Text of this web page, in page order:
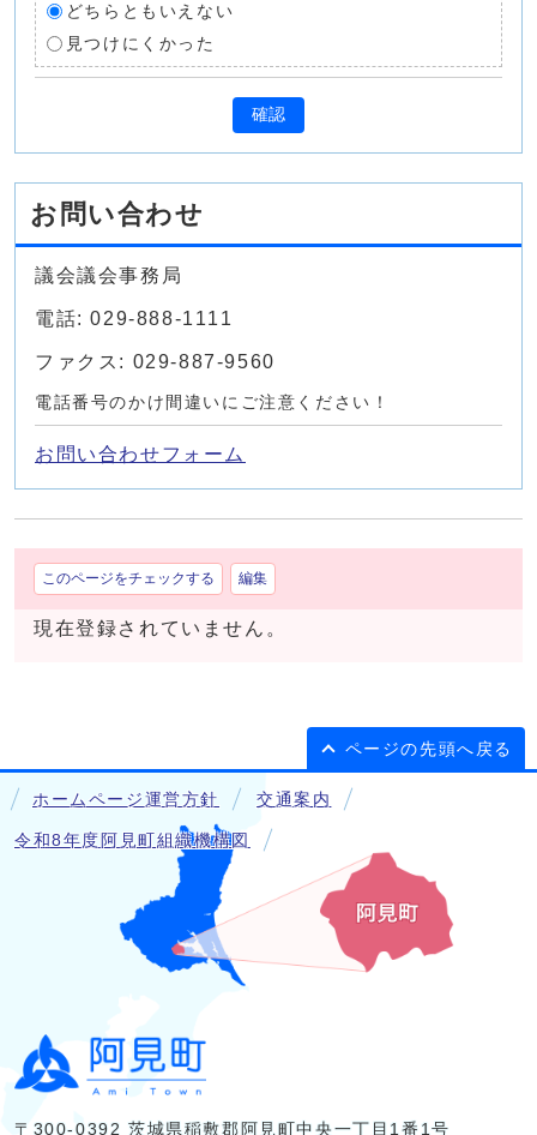
どちらともいえない
見つけにくかった
確認
お問い合わせ
議会議会事務局
電話: 029-888-1111
ファクス: 029-887-9560
電話番号のかけ間違いにご注意ください！
お問い合わせフォーム
このページをチェックする 編集
現在登録されていません。
ページの先頭へ戻る
ホームページ運営方針 交通案内
令和8年度阿見町組織機構図
〒300-0392 茨城県稲敷郡阿見町中央一丁目1番1号